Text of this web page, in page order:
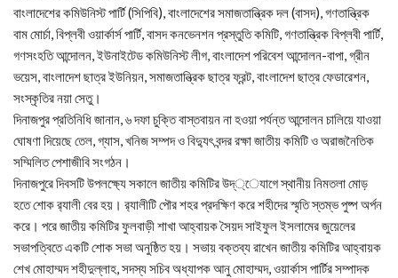
বাংলাদেশের কমিউনিস্ট পার্টি (সিপিবি), বাংলাদেশের সমাজতান্ত্রিক দল (বাসদ), গণতান্ত্রিক
বাম মোর্চা, বিপ্লবী ওয়ার্কার্স পার্টি, বাসদ কনভেনশন প্রস্তুতি কমিটি, গণতান্ত্রিক বিপ্লবী পার্টি,
গণসংহতি আন্দোলন, ইউনাইটেড কমিউনিস্ট লীগ, বাংলাদেশ পরিবেশ আন্দোলন-বাপা, গ্রীন
ভয়েস, বাংলাদেশ ছাত্র ইউনিয়ন, সমাজতান্ত্রিক ছাত্র ফ্রন্ট, বাংলাদেশ ছাত্র ফেডারেশন,
সংস্কৃতির নয়া সেতু।
দিনাজপুর প্রতিনিধি জানান, ৬ দফা চুক্তি বাস্তবায়ন না হওয়া পর্যন্ত আন্দোলন চালিয়ে যাওয়া
ঘোষণা দিয়েছে তেল, গ্যাস, খনিজ সম্পদ ও বিদ্যুৎ বন্দর রক্ষা জাতীয় কমিটি ও অরাজনৈতিক
সম্মিলিত পেশাজীবি সংগঠন।
দিনাজপুরে দিবসটি উপলক্ষ্যে সকালে জাতীয় কমিটির উদ্্েযাগে স্থানীয় নিমতলা মোড়
হতে শোক র‌্যালী বের হয়। র‌্যালীটি পৌর শহর প্রদক্ষিণ করে শহীদের স্মৃতি স্তম্ভ পুষ্প অর্পন
করে। পরে জাতীয় কমিটির ফুলবাড়ী শাখা আহ্বায়ক সৈয়দ সাইফুল ইসলামের জুয়েলের
সভাপত্বিতে একটি শোক সভা অনুষ্ঠিত হয়। সভায় বক্তব্য রাখেন জাতীয় কমিটির আহ্বায়ক
শেখ মোহাম্মদ শহীদুল্লাহ, সদস্য সচিব অধ্যাপক আনু মোহাম্মদ, ওয়ার্কাস পার্টির সম্পাদক